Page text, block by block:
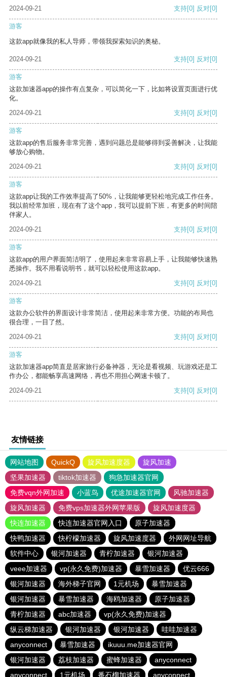
2024-09-21
支持[0] 反对[0]
游客
这款app就像我的私人导师，带领我探索知识的奥秘。
2024-09-21 支持[0] 反对[0]
游客
这款加速器app的操作有点复杂，可以简化一下，比如将设置页面进行优
化。
2024-09-21
支持[0] 反对[0]
游客
这款app的售后服务非常完善，遇到问题总是能够得到妥善解决，让我能
够放心购物。
2024-09-21
支持[0] 反对[0]
游客
这款app让我的工作效率提高了50%，让我能够更轻松地完成工作任务。
我以前经常加班，现在有了这个app，我可以提前下班，有更多的时间陪
伴家人。
2024-09-21
支持[0] 反对[0]
游客
这款app的用户界面简洁明了，使用起来非常容易上手，让我能够快速熟
悉操作。我不用看说明书，就可以轻松使用这款app。
2024-09-21
支持[0] 反对[0]
游客
这款办公软件的界面设计非常简洁，使用起来非常方便。功能的布局也
很合理，一目了然。
2024-09-21
支持[0] 反对[0]
游客
这款加速器app简直是居家旅行必备神器，无论是看视频、玩游戏还是工
作办公，都能畅享高速网络，再也不用担心网速卡顿了。
2024-09-21
支持[0] 反对[0]
友情链接
网站地图 QuickQ 旋风加速度器
旋风加速
坚果加速器
tiktok加速器
狗急加速器官网
免费vqn外网加速
小蓝鸟 优途加速器官网
风驰加速器
旋风加速器
免费vps加速器外网苹果版
旋风加速度器
快连加速器
快连加速器官网入口
原子加速器
快鸭加速器
快柠檬加速器 旋风加速度器
外网网址导航
软件中心
银河加速器 青柠加速器
银河加速器
veee加速器
vp(永久免费)加速器 暴雪加速器
优云666
银河加速器
海外梯子官网 1元机场
暴雪加速器
银河加速器
暴雪加速器 海鸥加速器
原子加速器
青柠加速器
abc加速器
vp(永久免费)加速器
纵云梯加速器
银河加速器 银河加速器
哇哇加速器
anyconnect
暴雪加速器
ikuuu.me加速器官网
银河加速器
荔枝加速器 蜜蜂加速器
anyconnect
anyconnect
1元机场 番石榴加速器 anyconnect